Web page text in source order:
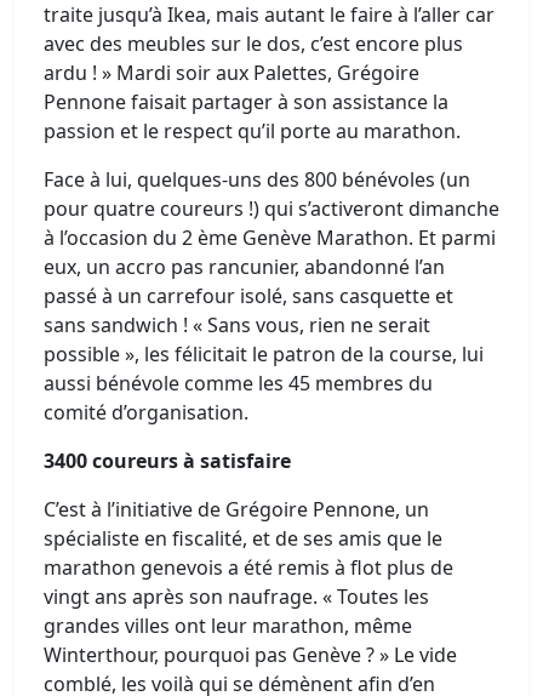
traite jusqu’à Ikea, mais autant le faire à l’aller car
avec des meubles sur le dos, c’est encore plus
ardu ! » Mardi soir aux Palettes, Grégoire
Pennone faisait partager à son assistance la
passion et le respect qu’il porte au marathon.
Face à lui, quelques-uns des 800 bénévoles (un
pour quatre coureurs !) qui s’activeront dimanche
à l’occasion du 2 ème Genève Marathon. Et parmi
eux, un accro pas rancunier, abandonné l’an
passé à un carrefour isolé, sans casquette et
sans sandwich ! « Sans vous, rien ne serait
possible », les félicitait le patron de la course, lui
aussi bénévole comme les 45 membres du
comité d’organisation.
3400 coureurs à satisfaire
C’est à l’initiative de Grégoire Pennone, un
spécialiste en fiscalité, et de ses amis que le
marathon genevois a été remis à flot plus de
vingt ans après son naufrage. « Toutes les
grandes villes ont leur marathon, même
Winterthour, pourquoi pas Genève ? » Le vide
comblé, les voilà qui se démènent afin d’en